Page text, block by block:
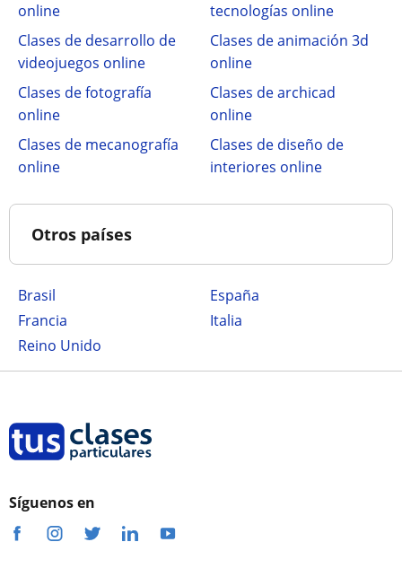
online
tecnologías online
Clases de desarrollo de
videojuegos online
Clases de animación 3d
online
Clases de fotografía
online
Clases de archicad
online
Clases de mecanografía
online
Clases de diseño de
interiores online
Otros países
Brasil
España
Francia
Italia
Reino Unido
Síguenos en